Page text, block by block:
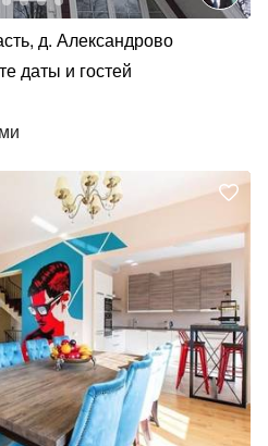
д. Александрово
даты и гостей